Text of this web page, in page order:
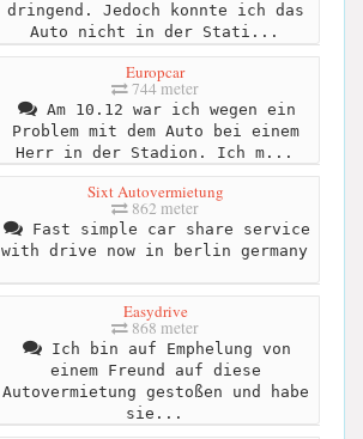
dringend. Jedoch konnte ich das
Auto nicht in der Stati...
Europcar
744 meter
Am 10.12 war ich wegen ein
Problem mit dem Auto bei einem
Herr in der Stadion. Ich m...
Sixt Autovermietung
862 meter
Fast simple car share service
with drive now in berlin germany
Easydrive
868 meter
Ich bin auf Emphelung von
einem Freund auf diese
Autovermietung gestoßen und habe
sie...